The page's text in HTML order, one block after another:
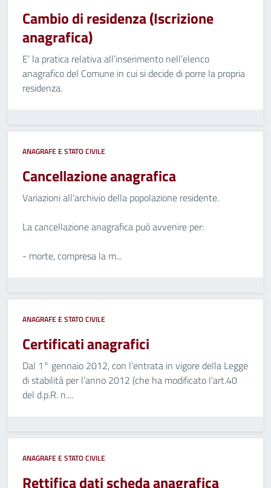
Cambio di residenza (Iscrizione
anagrafica)
E’ la pratica relativa all’inserimento nell’elenco
anagrafico del Comune in cui si decide di porre la propria
residenza.
ANAGRAFE E STATO CIVILE
Cancellazione anagrafica
Variazioni all'archivio della popolazione residente.
La cancellazione anagrafica può avvenire per:
- morte, compresa la m...
ANAGRAFE E STATO CIVILE
Certificati anagrafici
Dal 1° gennaio 2012, con l’entrata in vigore della Legge
di stabilità per l’anno 2012 (che ha modificato l'art.40
del d.p.R. n....
ANAGRAFE E STATO CIVILE
Rettifica dati scheda anagrafica